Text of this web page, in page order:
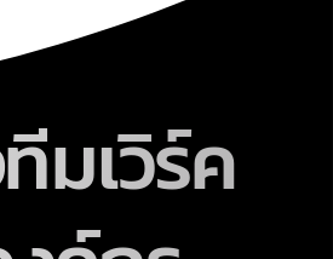
มเวิร์ค